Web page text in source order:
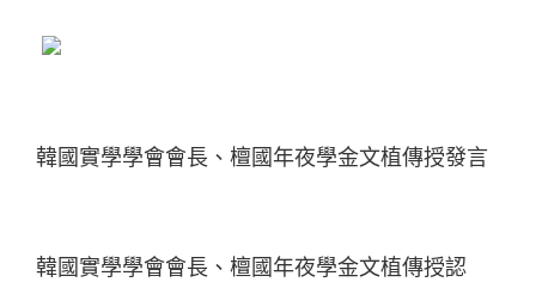
韓國實學學會會長、檀國年夜學金文植傳授發言
韓國實學學會會長、檀國年夜學金文植傳授認